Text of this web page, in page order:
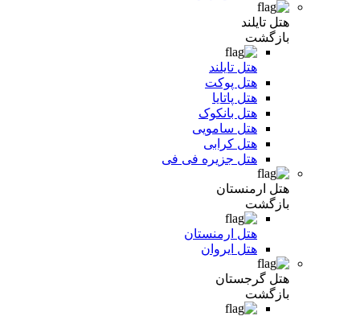
هتل تایلند
بازگشت
هتل تایلند
هتل پوکت
هتل پاتایا
هتل بانکوک
هتل سامویی
هتل کرابی
هتل جزیره فی فی
هتل ارمنستان
بازگشت
هتل ارمنستان
هتل ایروان
هتل گرجستان
بازگشت